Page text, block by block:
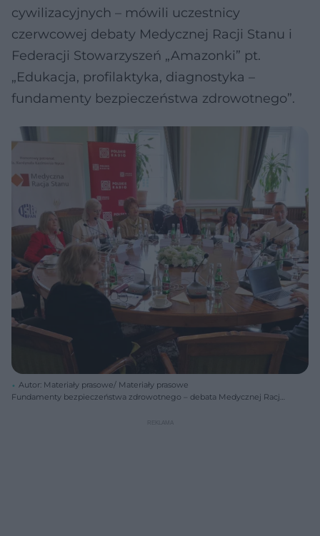
cywilizacyjnych – mówili uczestnicy
czerwcowej debaty Medycznej Racji Stanu i
Federacji Stowarzyszeń „Amazonki” pt.
„Edukacja, profilaktyka, diagnostyka –
fundamenty bezpieczeństwa zdrowotnego”.
Autor: Materiały prasowe/ Materiały prasowe
Fundamenty bezpieczeństwa zdrowotnego – debata Medycznej Racji